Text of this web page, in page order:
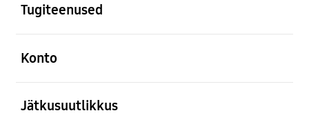
Tugiteenused
Konto
Jätkusuutlikkus